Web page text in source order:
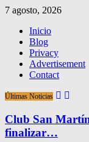
7 agosto, 2026
Inicio
Blog
Privacy
Advertisement
Contact
Últimas Noticias
Club San
finalizar…